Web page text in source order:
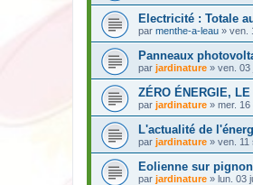
Electricité : Totale
par menthe-a-leau » ven.
Panneaux
par jardinature » ven. 03
ZÉRO ÉNERGIE,
par jardinature » mer.
L'actualité de
par jardinature » ven. 11
Eolienne sur
par jardinature » lun. 03